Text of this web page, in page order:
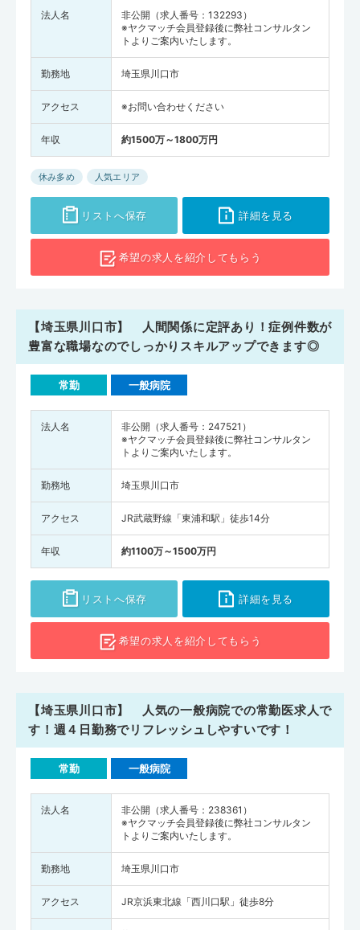
法人名
非公開（求人番号：132293）
※ヤクマッチ会員登録後に弊社コンサルタン
トよりご案内いたします。
勤務地 埼玉県川口市
アクセス ※お問い合わせください
年収 約1500万～1800万円
休み多め 人気エリア
リストへ保存 詳細を見る
希望の求人を紹介してもらう
【埼玉県川口市】 人間関係に定評あり！症例件数が
豊富な職場なのでしっかりスキルアップできます◎
常勤 一般病院
法人名
非公開（求人番号：247521）
※ヤクマッチ会員登録後に弊社コンサルタン
トよりご案内いたします。
勤務地 埼玉県川口市
アクセス JR武蔵野線「東浦和駅」徒歩14分
年収 約1100万～1500万円
リストへ保存 詳細を見る
希望の求人を紹介してもらう
【埼玉県川口市】 人気の一般病院での常勤医求人で
す！週４日勤務でリフレッシュしやすいです！
常勤 一般病院
法人名
非公開（求人番号：238361）
※ヤクマッチ会員登録後に弊社コンサルタン
トよりご案内いたします。
勤務地 埼玉県川口市
アクセス JR京浜東北線「西川口駅」徒歩8分